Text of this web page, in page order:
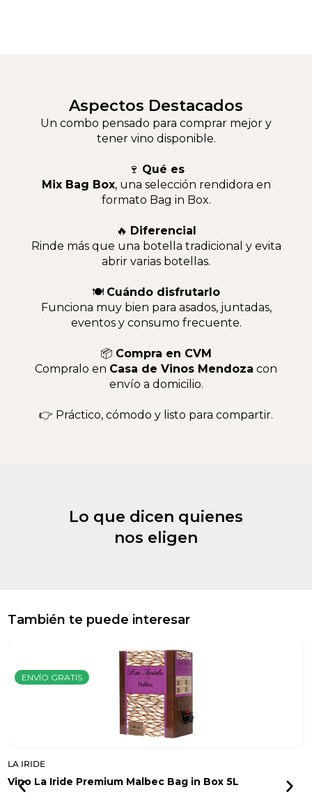
Aspectos Destacados
Un combo pensado para comprar mejor y
tener vino disponible.
🍷 Qué es
Mix Bag Box, una selección rendidora en
formato Bag in Box.
🔥 Diferencial
Rinde más que una botella tradicional y evita
abrir varias botellas.
🍽 Cuándo disfrutarlo
Funciona muy bien para asados, juntadas,
eventos y consumo frecuente.
📦 Compra en CVM
Compralo en Casa de Vinos Mendoza con
envío a domicilio.
👉 Práctico, cómodo y listo para compartir.
Lo que dicen quienes
nos eligen
También te puede interesar
ENVÍO GRATIS
LA IRIDE
Vino La Iride Premium Malbec Bag in Box 5L